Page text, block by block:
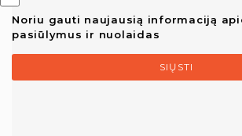
Noriu gauti naujausią informaciją
pasiūlymus ir nuolaidas
SIŲSTI